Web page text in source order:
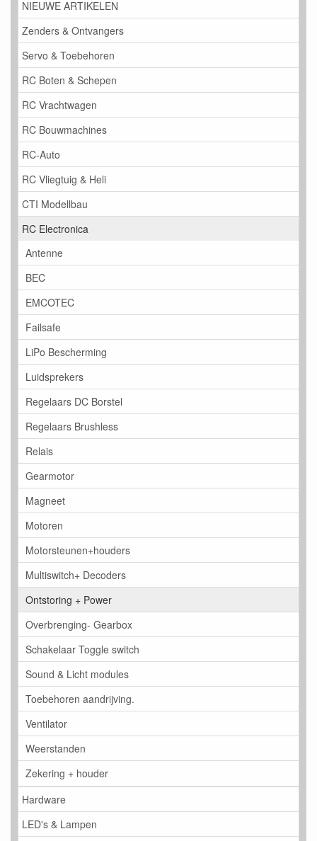
NIEUWE ARTIKELEN
Zenders & Ontvangers
Servo & Toebehoren
RC Boten & Schepen
RC Vrachtwagen
RC Bouwmachines
RC-Auto
RC Vliegtuig & Heli
CTI Modellbau
RC Electronica
Antenne
BEC
EMCOTEC
Failsafe
LiPo Bescherming
Luidsprekers
Regelaars DC Borstel
Regelaars Brushless
Relais
Gearmotor
Magneet
Motoren
Motorsteunen+houders
Multiswitch+ Decoders
Ontstoring + Power
Overbrenging- Gearbox
Schakelaar Toggle switch
Sound & Licht modules
Toebehoren aandrijving.
Ventilator
Weerstanden
Zekering + houder
Hardware
LED's & Lampen